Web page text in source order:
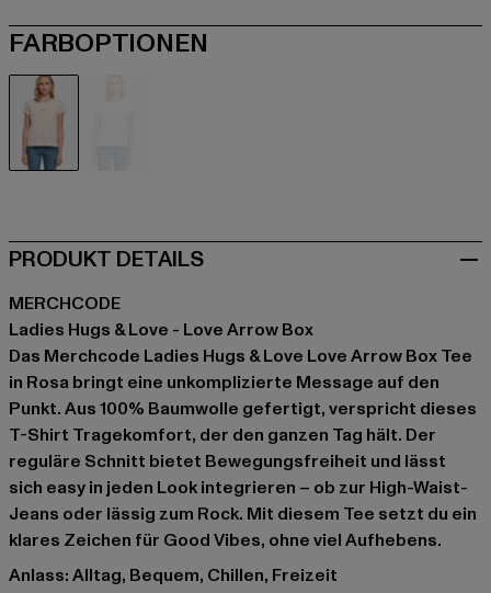
FARBOPTIONEN
PRODUKT DETAILS
MERCHCODE
Ladies Hugs & Love - Love Arrow Box
Das Merchcode Ladies Hugs & Love Love Arrow Box Tee
in Rosa bringt eine unkomplizierte Message auf den
Punkt. Aus 100% Baumwolle gefertigt, verspricht dieses
T-Shirt Tragekomfort, der den ganzen Tag hält. Der
reguläre Schnitt bietet Bewegungsfreiheit und lässt
sich easy in jeden Look integrieren – ob zur High-Waist-
Jeans oder lässig zum Rock. Mit diesem Tee setzt du ein
klares Zeichen für Good Vibes, ohne viel Aufhebens.
Anlass: Alltag, Bequem, Chillen, Freizeit